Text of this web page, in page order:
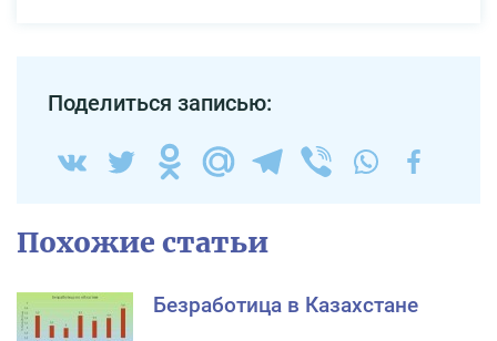
Поделиться записью:
Похожие статьи
Безработица в Казахстане